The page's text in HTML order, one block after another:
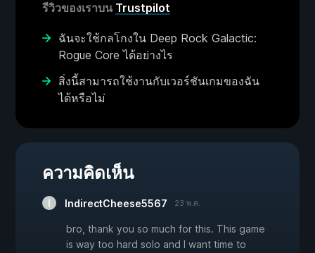
รีวิวของเราบน Trustpilot
ฉันจะใช้กลโกงใน Deep Rock Galactic:
Rogue Core ได้อย่างไร
สิ่งนี้สามารถใช้งานกับเวอร์ชันเกมของฉัน
ได้หรือไม่
ความคิดเห็น
IndirectCheese5567 23 พ.ค.
bro, thank you so much for this. This game
is way too hard solo and I want time to